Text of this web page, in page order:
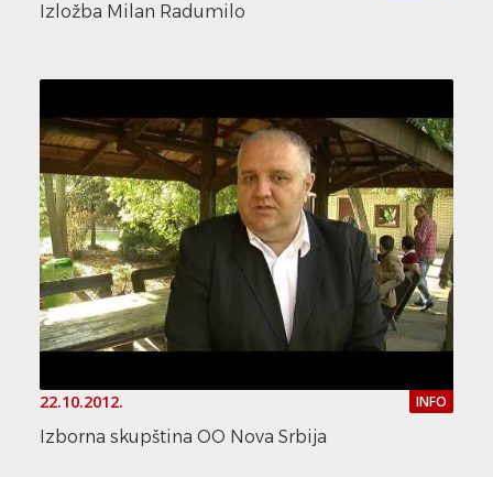
Izložba Milan Radumilo
22.10.2012. INFO
Izborna skupština OO Nova Srbija